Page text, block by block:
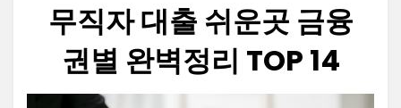
무직자 대출 쉬운곳 금융
권별 완벽정리 TOP 14